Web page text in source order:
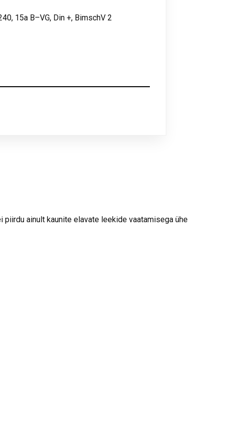
15a B–VG, Din +, BimschV 2
ainult kaunite elavate leekide vaatamisega ühe